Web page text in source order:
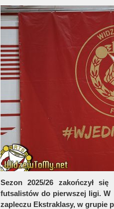
Sezon 2025/26 zakończył się
futsalistów do pierwszej ligi. W
zapleczu Ekstraklasy, w grupie